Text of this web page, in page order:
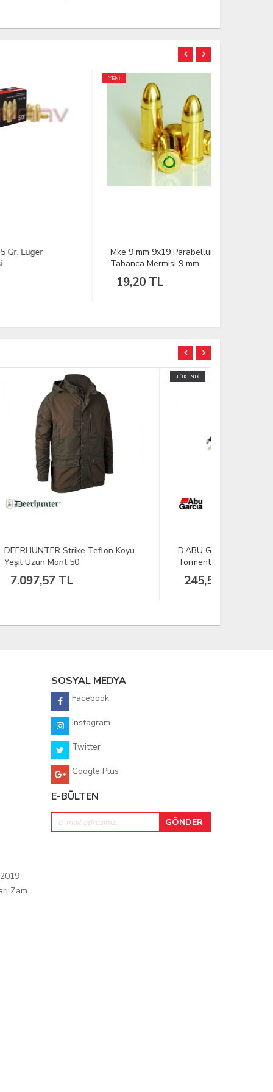
Mke 9 mm 9x19 Parabellum
Tabanca Mermisi 9 mm
TÜKENDİ
D.ABU GARCIA
TormentorYüzenMaket Yem
110M20G OR/BH
245,50 TL
Zam
SOSYAL MEDYA
Facebook
Instagram
Twitter
Google Plus
E-BÜLTEN